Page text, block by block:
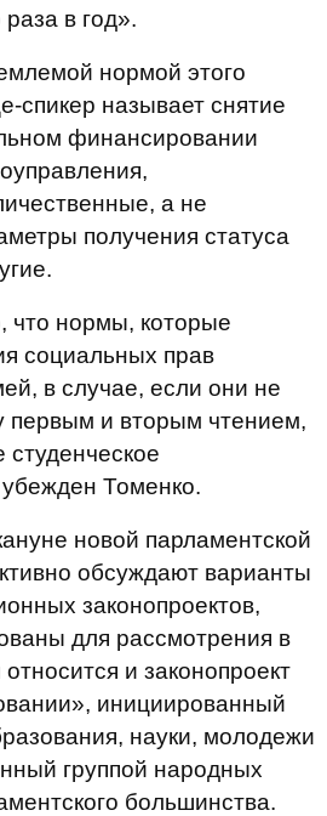
в год».
нормой этого
спикер называет снятие
финансировании
а не
получения статуса
что нормы, которые
социальных прав
в случае, если они не
первым и вторым чтением,
студенческое
Томенко.
новой парламентской
обсуждают варианты
законопроектов,
для рассмотрения в
и законопроект
инициированный
науки, молодежи
группой народных
большинства.